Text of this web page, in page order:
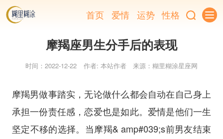
首页 爱情 运势 性格
摩羯座男生分手后的表现
时间：2022-12-22 作者: 本站作者 来源：糊里糊涂星座网
摩羯男做事踏实，无论做什么都会自动在自己身上
承担一份责任感，恋爱也是如此。爱情是他们一生
坚定不移的选择。当摩羯& amp#039;s前男友结束